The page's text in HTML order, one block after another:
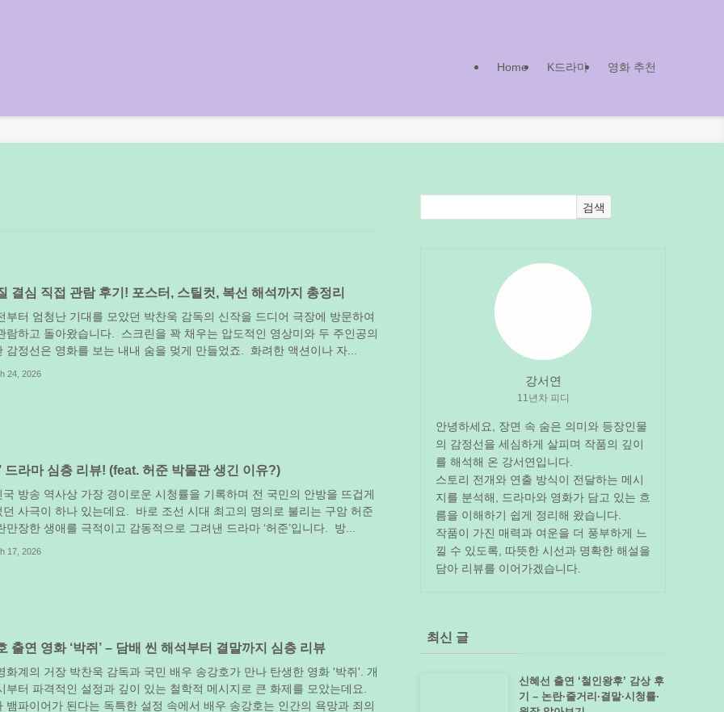
Home K드라마 영화 추천
결심 직접 관람 후기! 포스터, 스틸컷, 복선 해석까지 총정리
부터 엄청난 기대를 모았던 박찬욱 감독의 신작을 드디어 극장에 방문하여
람하고 돌아왔습니다. 스크린을 꽉 채우는 압도적인 영상미와 두 주인공의
감정선은 영화를 보는 내내 숨을 멎게 만들었죠. 화려한 액션이나 자...
24, 2026
드라마 심층 리뷰! (feat. 허준 박물관 생긴 이유?)
국 방송 역사상 가장 경이로운 시청률을 기록하며 전 국민의 안방을 뜨겁게
던 사극이 하나 있는데요. 바로 조선 시대 최고의 명의로 불리는 구암 허준
만장한 생애를 극적이고 감동적으로 그려낸 드라마 ‘허준’입니다. 방...
17, 2026
출연 영화 ‘박쥐’ – 담배 씬 해석부터 결말까지 심층 리뷰
화계의 거장 박찬욱 감독과 국민 배우 송강호가 만나 탄생한 영화 '박쥐'. 개
부터 파격적인 설정과 깊이 있는 철학적 메시지로 큰 화제를 모았는데요.
뱀파이어가 된다는 독특한 설정 속에서 배우 송강호는 인간의 욕망과 죄의
검색
강서연
11년차 피디
안녕하세요, 장면 속 숨은 의미와 등장인물
의 감정선을 세심하게 살피며 작품의 깊이
를 해석해 온 강서연입니다.
스토리 전개와 연출 방식이 전달하는 메시
지를 분석해, 드라마와 영화가 담고 있는 흐
름을 이해하기 쉽게 정리해 왔습니다.
작품이 가진 매력과 여운을 더 풍부하게 느
낄 수 있도록, 따뜻한 시선과 명확한 해설을
담아 리뷰를 이어가겠습니다.
최신 글
신혜선 출연 ‘철인왕후’ 감상 후
기 – 논란·줄거리·결말·시청률·